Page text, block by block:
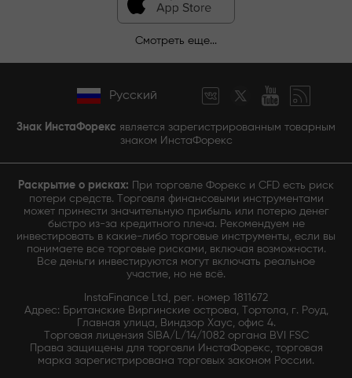
Смотреть еще...
Русский
Знак ИнстаФорекс является зарегистрированным товарным
знаком ИнстаФорекс
Раскрытие о рисках: При торговле Форекс и CFD есть риск
потери средств. Торговля финансовыми инструментами
может принести значительную прибыль или потерю денег
быстро из-за кредитного плеча. Рекомендуем не
инвестировать в какие-либо торговые инструменты, если вы
понимаете все торговые рисками, включая возможности.
Все деньги инвестируются могут включать реальное
участие, но не всё.
InstaFinance Ltd, рег. номер 1811672
Адрес: Британские Виргинские острова, Тортола, г. Роуд,
Главная улица, Виндзор Хаус, офис 4.
Торговая лицензия SIBA/L/14/1082 органа BVI FSC
Права защищены для торговли ИнстаФорекс, торговая
марка зарегистрирована торговых законом России.